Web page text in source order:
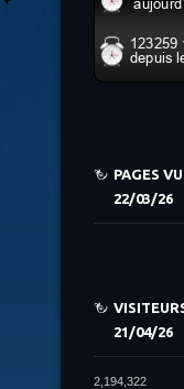
PAGES
22/03/26
21/04/26
2,194,322